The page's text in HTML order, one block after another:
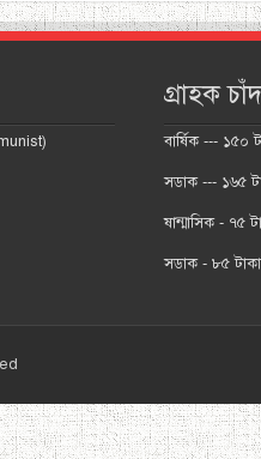
গ্রাহক
বার্ষিক --- ১৫০
সডাক --- ১৬৫
ষান্মাসিক - ৭৫
সডাক - ৮৫ টাকা